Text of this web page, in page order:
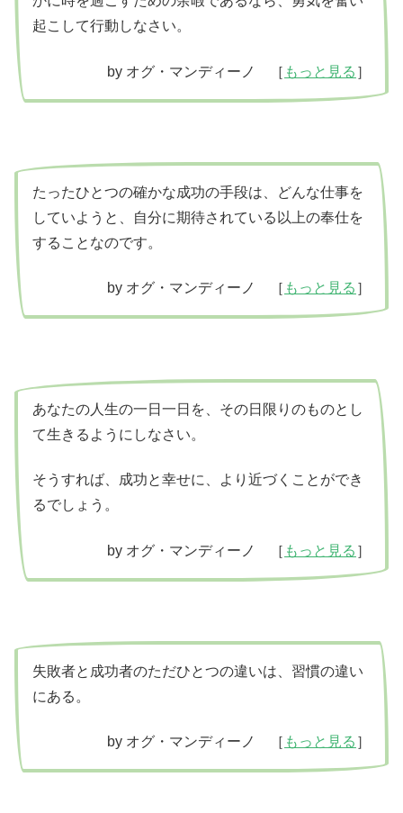
起こして行動しなさい。
by オグ・マンディーノ ［ もっと見る ］
たったひとつの確かな成功の手段は、どんな仕事を
していようと、自分に期待されている以上の奉仕を
することなのです。
by オグ・マンディーノ ［ もっと見る ］
あなたの人生の一日一日を、その日限りのものとし
て生きるようにしなさい。
そうすれば、成功と幸せに、より近づくことができ
るでしょう。
by オグ・マンディーノ ［ もっと見る ］
失敗者と成功者のただひとつの違いは、習慣の違い
にある。
by オグ・マンディーノ ［ もっと見る ］